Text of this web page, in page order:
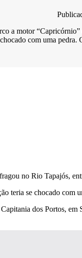
a motor
com uma
no Rio Tapajós,
teria se chocado com
dos Portos,